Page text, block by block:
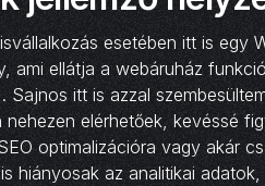
esetében itt is egy
ami ellátja a webáruház
Sajnos itt is azzal
elérhetőek, kevéssé
optimalizációra vagy akár
hiányosak az analitikai